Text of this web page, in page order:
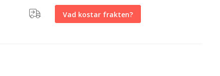
Vad kostar frakten?